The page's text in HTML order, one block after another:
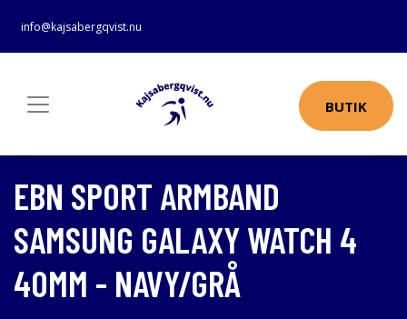
info@kajsabergqvist.nu
BUTIK
EBN SPORT ARMBAND
SAMSUNG GALAXY WATCH 4
40MM - NAVY/GRÅ